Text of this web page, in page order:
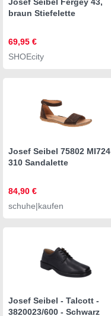
braun Stiefelette
69,95 €
SHOEcity
Josef Seibel 75802 MI724
310 Sandalette
84,90 €
schuhe|kaufen
Josef Seibel - Talcott -
3820023/600 - Schwarz